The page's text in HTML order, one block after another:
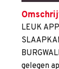
LEUK
gelegen